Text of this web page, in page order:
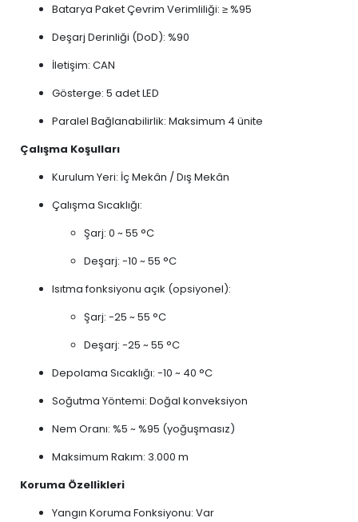
Batarya Paket Çevrim Verimliliği: ≥ %95
Deşarj Derinliği (DoD): %90
İletişim: CAN
Gösterge: 5 adet LED
Paralel Bağlanabilirlik: Maksimum 4 ünite
Çalışma Koşulları
Kurulum Yeri: İç Mekân / Dış Mekân
Çalışma Sıcaklığı:
Şarj: 0 ~ 55 °C
Deşarj: -10 ~ 55 °C
Isıtma fonksiyonu açık (opsiyonel):
Şarj: -25 ~ 55 °C
Deşarj: -25 ~ 55 °C
Depolama Sıcaklığı: -10 ~ 40 °C
Soğutma Yöntemi: Doğal konveksiyon
Nem Oranı: %5 ~ %95 (yoğuşmasız)
Maksimum Rakım: 3.000 m
Koruma Özellikleri
Yangın Koruma Fonksiyonu: Var